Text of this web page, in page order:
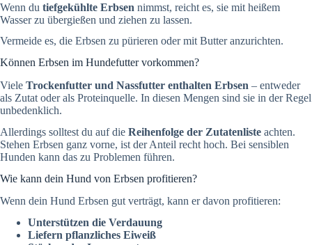
Wenn du tiefgekühlte Erbsen nimmst, reicht es, sie mit heißem
Wasser zu übergießen und ziehen zu lassen.
Vermeide es, die Erbsen zu pürieren oder mit Butter anzurichten.
Können Erbsen im Hundefutter vorkommen?
Viele Trockenfutter und Nassfutter enthalten Erbsen – entweder
als Zutat oder als Proteinquelle. In diesen Mengen sind sie in der Regel
unbedenklich.
Allerdings solltest du auf die Reihenfolge der Zutatenliste achten.
Stehen Erbsen ganz vorne, ist der Anteil recht hoch. Bei sensiblen
Hunden kann das zu Problemen führen.
Wie kann dein Hund von Erbsen profitieren?
Wenn dein Hund Erbsen gut verträgt, kann er davon profitieren:
Unterstützen die Verdauung
Liefern pflanzliches Eiweiß